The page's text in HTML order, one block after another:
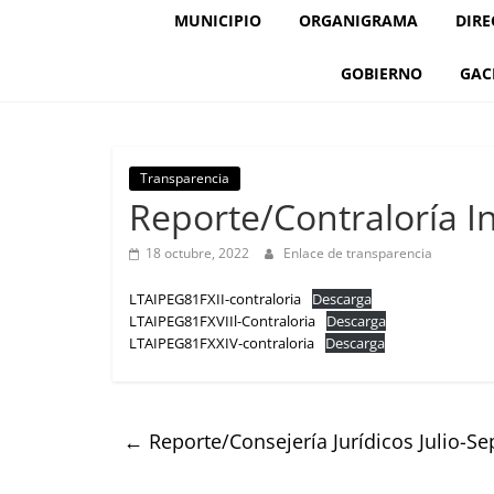
MUNICIPIO ORGANIGRAMA
GOBIERNO
Transparencia
Reporte/Contraloría
18 octubre, 2022 Enlace de transparencia
LTAIPEG81FXII-contraloria
Descarga
LTAIPEG81FXVIIl-Contraloria
Descarga
LTAIPEG81FXXIV-contraloria
Descarga
← Reporte/Consejería Jurídicos Julio-